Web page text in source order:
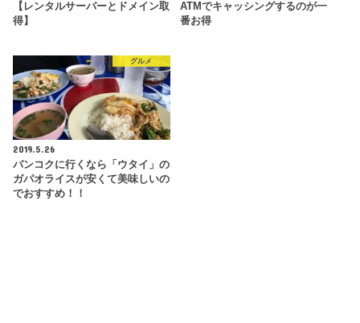
【レンタルサーバーとドメイン取
得】
ATMでキャッシングするのが一
番お得
グルメ
2019.5.26
バンコクに行くなら「ウタイ」の
ガパオライスが安くて美味しいの
でおすすめ！！